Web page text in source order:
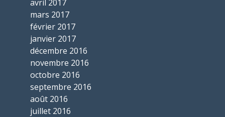
avril 2017
mars 2017
février 2017
janvier 2017
décembre 2016
novembre 2016
octobre 2016
septembre 2016
août 2016
juillet 2016